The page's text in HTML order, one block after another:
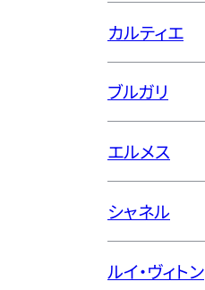
カルティエ
ブルガリ
エルメス
シャネル
ルイ・ヴィトン